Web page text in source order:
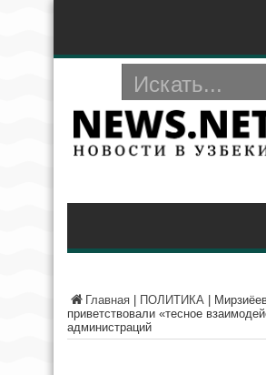
Главная ПОЛИТИКА
приветствовали «тесное
администраций